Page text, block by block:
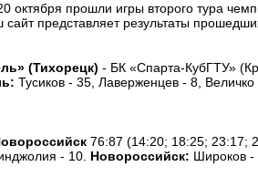
октября прошли игры второго тура
сайт представляет результаты
(Тихорецк) - БК «Спарта-КубГТУ»
Тусиков - 35, Лаверженцев - 8, Величко
76:87 (14:20; 18:25; 23:17;
- 10. Новороссийск: Широков -